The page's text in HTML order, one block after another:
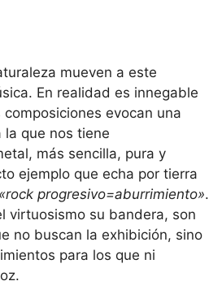
mueven a este
En realidad es innegable
evocan una
que nos tiene
más sencilla, pura y
ejemplo que echa por tierra
«rock progresivo=aburrimiento».
virtuosismo su bandera, son
no buscan la exhibición, sino
para los que ni